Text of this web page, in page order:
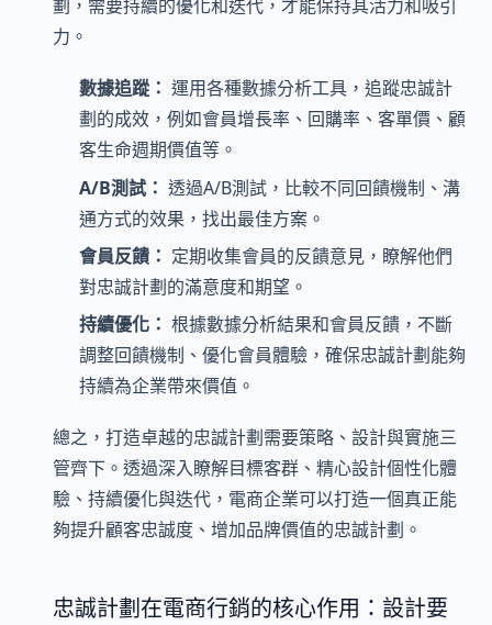
劃，需要持續的優化和迭代，才能保持其活力和吸引
力。
數據追蹤： 運用各種數據分析工具，追蹤忠誠計
劃的成效，例如會員增長率、回購率、客單價、顧
客生命週期價值等。
A/B測試： 透過A/B測試，比較不同回饋機制、溝
通方式的效果，找出最佳方案。
會員反饋： 定期收集會員的反饋意見，瞭解他們
對忠誠計劃的滿意度和期望。
持續優化： 根據數據分析結果和會員反饋，不斷
調整回饋機制、優化會員體驗，確保忠誠計劃能夠
持續為企業帶來價值。
總之，打造卓越的忠誠計劃需要策略、設計與實施三
管齊下。透過深入瞭解目標客群、精心設計個性化體
驗、持續優化與迭代，電商企業可以打造一個真正能
夠提升顧客忠誠度、增加品牌價值的忠誠計劃。
忠誠計劃在電商行銷的核心作用：設計要